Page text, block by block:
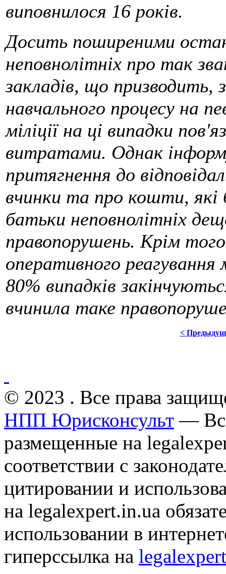
виповнилося 16 років.
Досить поширеними
неповнолітніх про так
закладів, що призводить,
навчального процесу на
міліції на ці випадки
витратами. Однак
притягнення до
вчинки та про кошти, які
батьки неповнолітніх
правопорушень. Крім
оперативного реагування
80% випадків
вчинила таке
<
© 2023 . Все права
НПП Юрисконсульт —
размещенные на
соответствии с
цитировании и
на legalexpert.in.ua
использовании в
гиперссылка на